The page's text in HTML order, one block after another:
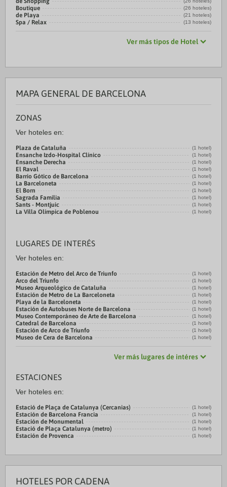
Boutique (26 hoteles)
de Playa (21 hoteles)
Spa / Relax (13 hoteles)
Ver más tipos de Hotel
MAPA GENERAL DE BARCELONA
ZONAS
Ver hoteles en:
Plaza de Cataluña (1 hotel)
Ensanche Izdo-Hospital Clínico (1 hotel)
Ensanche Derecha (1 hotel)
El Raval (1 hotel)
Barrio Gótico de Barcelona (1 hotel)
La Barceloneta (1 hotel)
El Born (1 hotel)
Sagrada Familia (1 hotel)
Sants - Montjuic (1 hotel)
La Villa Olímpica de Poblenou (1 hotel)
LUGARES DE INTERÉS
Ver hoteles en:
Estación de Metro del Arco de Triunfo (1 hotel)
Arco del Triunfo (1 hotel)
Museo Arqueológico de Cataluña (1 hotel)
Estación de Metro de La Barceloneta (1 hotel)
Playa de la Barceloneta (1 hotel)
Estación de Autobuses Norte de Barcelona (1 hotel)
Museo Contemporáneo de Arte de Barcelona (1 hotel)
Catedral de Barcelona (1 hotel)
Estación de Arco de Triunfo (1 hotel)
Museo de Cera de Barcelona (1 hotel)
Ver más lugares de intéres
ESTACIONES
Ver hoteles en:
Estació de Plaça de Catalunya (Cercanias) (1 hotel)
Estación de Barcelona Francia (1 hotel)
Estación de Monumental (1 hotel)
Estació de Plaça Catalunya (metro) (1 hotel)
Estación de Provenca (1 hotel)
HOTELES POR CADENA